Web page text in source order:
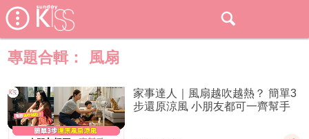
專題合輯： 風扇
家事達人｜風扇越吹越熱？ 簡單3
步還原涼風 小朋友都可一齊幫手